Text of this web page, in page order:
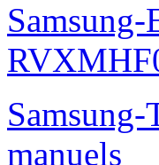
manuels